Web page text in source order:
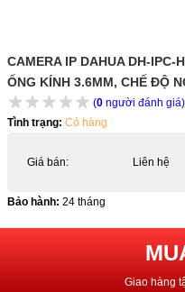
CAMERA IP DAHUA DH-IPC-
ỐNG KÍNH 3.6MM, CHẾ ĐỘ
(0 người đánh giá)
Tình trạng: Có hàng
Giá bán: Liên hệ
Bảo hành: 24 tháng
Giao hàng